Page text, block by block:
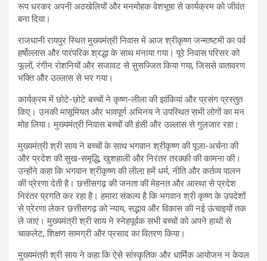
रूप धरकर अपनी अठखेलियों और मनमोहक वेशभूषा से कार्यक्रम को जीवंत
बना दिया।
राजधानी रायपुर स्थित मुख्यमंत्री निवास में आज श्रीकृष्ण जन्माष्टमी का पर्व
हर्षोल्लास और पारंपरिक श्रद्धा के साथ मनाया गया। पूरे निवास परिसर को
फूलों, रंगीन रोशनियों और सजावट से सुसज्जित किया गया, जिससे वातावरण
भक्ति और उल्लास से भर गया।
कार्यक्रम में छोटे-छोटे बच्चों ने कृष्ण-लीला की झांकियां और प्रसंग प्रस्तुत
किए। उनकी मासूमियत और भावपूर्ण अभिनय ने उपस्थित सभी लोगों का मन
मोह लिया। मुख्यमंत्री निवास बच्चों की हंसी और उल्लास से गुलजार रहा।
मुख्यमंत्री श्री साय ने बच्चों के साथ भगवान श्रीकृष्ण की पूजा-अर्चना की
और प्रदेश की सुख-समृद्धि, खुशहाली और निरंतर तरक्की की कामना की।
उन्होंने कहा कि भगवान श्रीकृष्ण की लीला हमें धर्म, नीति और कर्तव्य पालन
की प्रेरणा देती है। छत्तीसगढ़ की जनता की मेहनत और आस्था से प्रदेश
निरंतर प्रगति कर रहा है। हमारा संकल्प है कि भगवान श्री कृष्ण के उपदेशों
से प्रेरणा लेकर छत्तीसगढ़ को न्याय, सद्भाव और विकास की नई ऊंचाइयों तक
ले जाएं। मुख्यमंत्री श्री साय ने स्नेहपूर्वक सभी बच्चों को अपने हाथों से
चाकलेट, शिक्षण सामग्री और प्रसाद का वितरण किया।
मुख्यमंत्री श्री साय ने कहा कि ऐसे सांस्कृतिक और धार्मिक आयोजन न केवल